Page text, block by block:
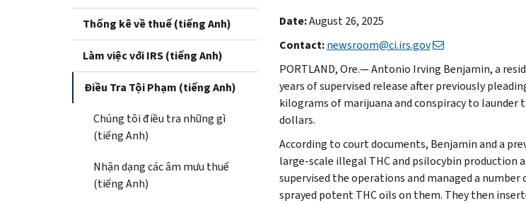
Thống kê về thuế (tiếng Anh)
Làm việc với IRS (tiếng Anh)
Điều Tra Tội Phạm (tiếng Anh)
Chúng tôi điều tra những gì
(tiếng Anh)
Nhận dạng các âm mưu thuế
(tiếng Anh)
Date:August 26, 2025
Contact: newsroom@ci.irs.gov
PORTLAND, Ore.— Antonio Irving Benjamin, a
years of supervised release after previously
kilograms of marijuana and conspiracy to
dollars.
According to court documents, Benjamin and a
large-scale illegal THC and psilocybin production
supervised the operations and managed a
sprayed potent THC oils on them. They then